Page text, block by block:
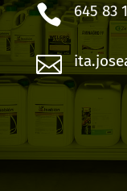
 645 83
